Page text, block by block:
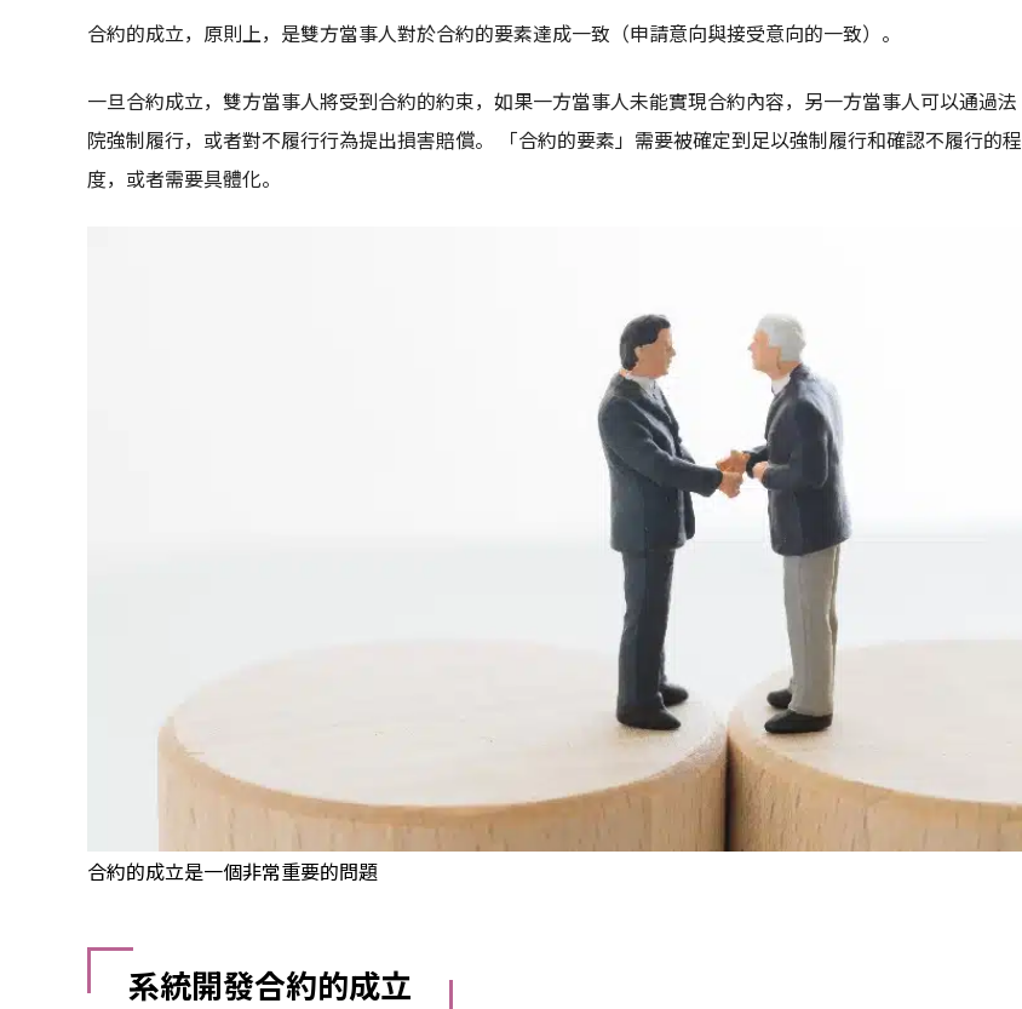
合約的成立，原則上，是雙方當事人對於合約的要素達成一致（申請意向與接受意向的一致）。
一旦合約成立，雙方當事人將受到合約的約束，如果一方當事人未能實現合約內容，另一方當事人可以通過法
院強制履行，或者對不履行行為提出損害賠償。 「合約的要素」需要被確定到足以強制履行和確認不履行的程
度，或者需要具體化。
合約的成立是一個非常重要的問題
系統開發合約的成立